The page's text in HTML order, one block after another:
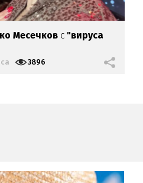
Месечков с "вируса
3896